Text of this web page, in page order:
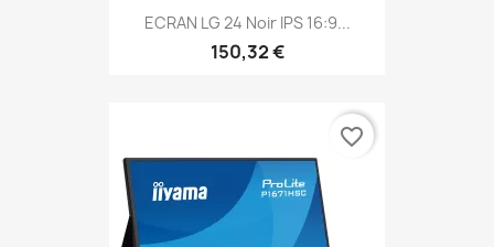
ECRAN LG 24 Noir IPS 16:9...
150,32 €
favorite_border